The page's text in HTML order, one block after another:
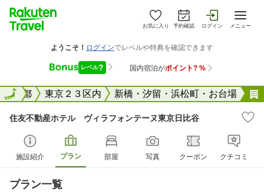
お気に入り 予約確認 ログイン メニュー
東京都 東京２３区内 新橋・汐留・浜松町・お台場
全国
住友不動産ホテル ヴィラフォンテーヌ東京日比谷
施設紹介 プラン 部屋 写真 クーポン クチコミ
プラン一覧